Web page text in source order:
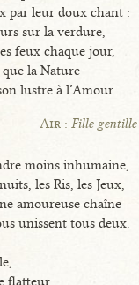
par leur doux chant :
sur la verdure,
feux chaque jour,
que la Nature
lustre à l’Amour.
Air : Fille gentille
moins inhumaine,
les Ris, les Jeux,
amoureuse chaîne
unissent tous deux.